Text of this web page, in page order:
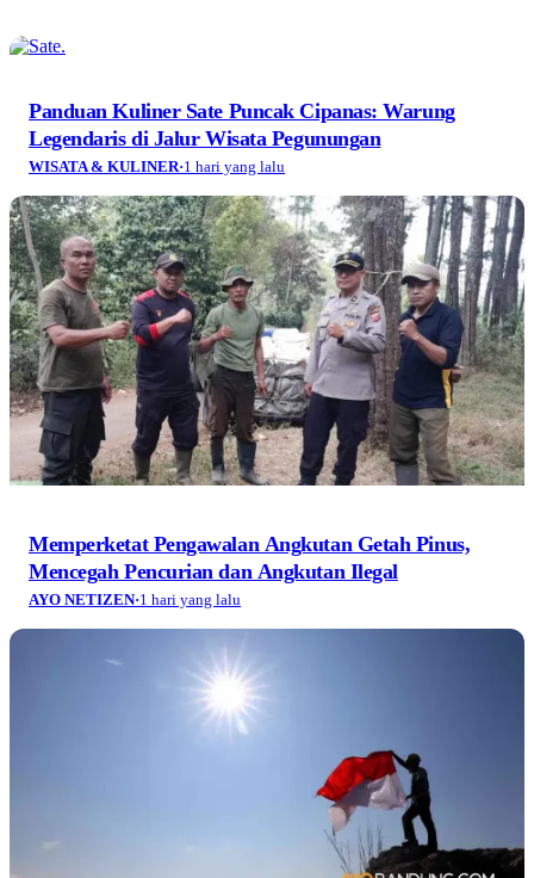
Panduan Kuliner Sate Puncak Cipanas: Warung
Legendaris di Jalur Wisata Pegunungan
WISATA & KULINER·1 hari yang lalu
Memperketat Pengawalan Angkutan Getah Pinus,
Mencegah Pencurian dan Angkutan Ilegal
AYO NETIZEN·1 hari yang lalu